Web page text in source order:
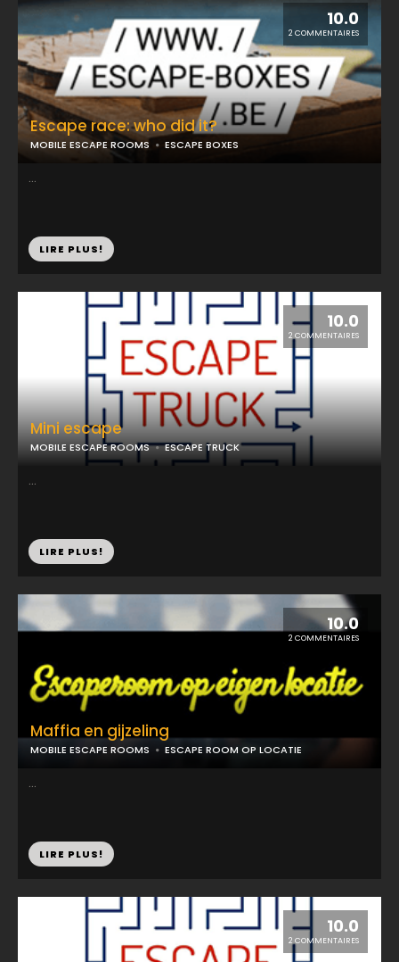
10.0
2 COMMENTAIRES
Escape race: who did it?
MOBILE ESCAPE ROOMS ESCAPE BOXES
...
LIRE PLUS!
10.0
2 COMMENTAIRES
Maffia en gijzeling
MOBILE ESCAPE ROOMS ESCAPE ROOM OP LOCATIE
...
LIRE PLUS!
10.0
2 COMMENTAIRES
Mini escape
MOBILE ESCAPE ROOMS ESCAPE TRUCK
...
LIRE PLUS!
10.0
2 COMMENTAIRES